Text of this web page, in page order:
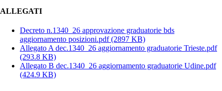
ALLEGATI
Decreto n.1340_26 approvazione graduatorie bds
aggiornamento posizioni.pdf(2897 KB)
Allegato A dec.1340_26 aggiornamento graduatorie Trieste.pdf
(293.8 KB)
Allegato B dec.1340_26 aggiornamento graduatorie Udine.pdf
(424.9 KB)